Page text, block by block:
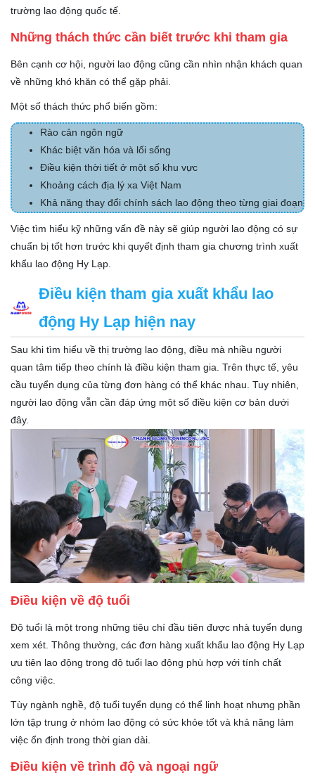
trường lao động quốc tế.
Những thách thức cần biết trước khi tham gia
Bên cạnh cơ hội, người lao động cũng cần nhìn nhận khách quan
về những khó khăn có thể gặp phải.
Một số thách thức phổ biến gồm:
Rào cản ngôn ngữ
Khác biệt văn hóa và lối sống
Điều kiện thời tiết ở một số khu vực
Khoảng cách địa lý xa Việt Nam
Khả năng thay đổi chính sách lao động theo từng giai đoạn
Việc tìm hiểu kỹ những vấn đề này sẽ giúp người lao động có sự
chuẩn bị tốt hơn trước khi quyết định tham gia chương trình xuất
khẩu lao động Hy Lạp.
Điều kiện tham gia xuất khẩu lao
động Hy Lạp hiện nay
Sau khi tìm hiểu về thị trường lao động, điều mà nhiều người
quan tâm tiếp theo chính là điều kiện tham gia. Trên thực tế, yêu
cầu tuyển dụng của từng đơn hàng có thể khác nhau. Tuy nhiên,
người lao động vẫn cần đáp ứng một số điều kiện cơ bản dưới
đây.
Điều kiện về độ tuổi
Độ tuổi là một trong những tiêu chí đầu tiên được nhà tuyển dụng
xem xét. Thông thường, các đơn hàng xuất khẩu lao động Hy Lạp
ưu tiên lao động trong độ tuổi lao động phù hợp với tính chất
công việc.
Tùy ngành nghề, độ tuổi tuyển dụng có thể linh hoạt nhưng phần
lớn tập trung ở nhóm lao động có sức khỏe tốt và khả năng làm
việc ổn định trong thời gian dài.
Điều kiện về trình độ và ngoại ngữ